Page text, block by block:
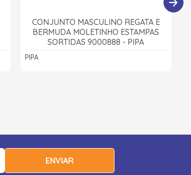
CONJUNTO MASCULINO REGATA E
BERMUDA MOLETINHO ESTAMPAS
SORTIDAS 9000888 - PIPA
PIPA
ENVIAR